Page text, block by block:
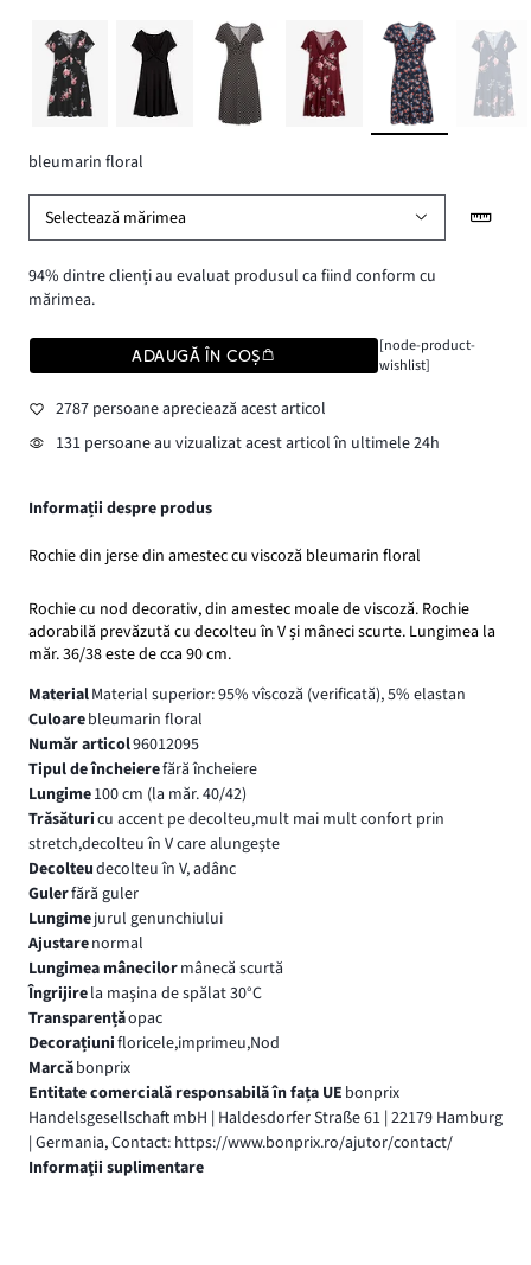
bleumarin floral
Selectează mărimea
94% dintre clienți au evaluat produsul ca fiind conform cu
mărimea.
ADAUGĂ ÎN COȘ
[node-product-
wishlist]
2787 persoane apreciează acest articol
131 persoane au vizualizat acest articol în ultimele 24h
Informații despre produs
Rochie din jerse din amestec cu viscoză bleumarin floral
Rochie cu nod decorativ, din amestec moale de viscoză. Rochie
adorabilă prevăzută cu decolteu în V și mâneci scurte. Lungimea la
măr. 36/38 este de cca 90 cm.
MaterialMaterial superior: 95% vîscoză (verificată), 5% elastan
Culoarebleumarin floral
Număr articol96012095
Tipul de încheierefără încheiere
Lungime100 cm (la măr. 40/42)
Trăsăturicu accent pe decolteu,mult mai mult confort prin
stretch,decolteu în V care alungeşte
Decolteudecolteu în V, adânc
Gulerfără guler
Lungimejurul genunchiului
Ajustarenormal
Lungimea mânecilormânecă scurtă
Îngrijirela maşina de spălat 30°C
Transparențăopac
Decorațiunifloricele,imprimeu,Nod
Marcăbonprix
Entitate comercială responsabilă în fața UE bonprix
Handelsgesellschaft mbH | Haldesdorfer Straße 61 | 22179 Hamburg
| Germania, Contact: https://www.bonprix.ro/ajutor/contact/
Informaţii suplimentare